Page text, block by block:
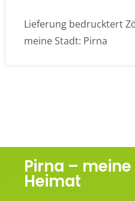
Lieferung bedrucktert
meine Stadt: Pirna
Pirna –
Heimat